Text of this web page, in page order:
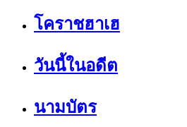
โคราชฮาเฮ
วันนี้ในอดีต
นามบัตร